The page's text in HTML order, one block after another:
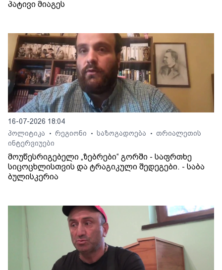
პატივი მიაგეს
16-07-2026 18:04
პოლიტიკა
• რეგიონი • საზოგადოება • თრიალეთის
ინტერვიუები
მოუწესრიგებელი „ზებრები“ გორში - საფრთხე
სიცოცხლისთვის და ტრაგიკული შედეგები. - საბა
ბულისკერია